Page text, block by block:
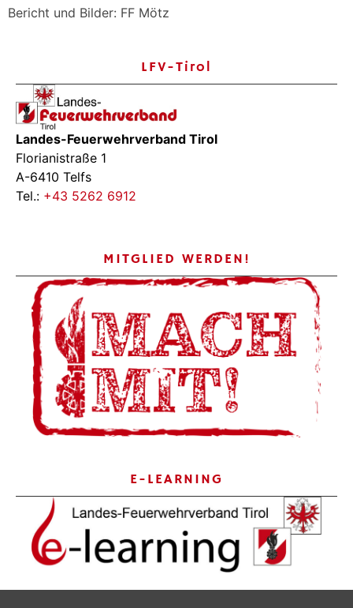
Bericht und Bilder: FF Mötz
LFV-Tirol
Landes-Feuerwehrverband Tirol
Florianistraße 1
A-6410 Telfs
Tel.: +43 5262 6912
MITGLIED WERDEN!
E-LEARNING